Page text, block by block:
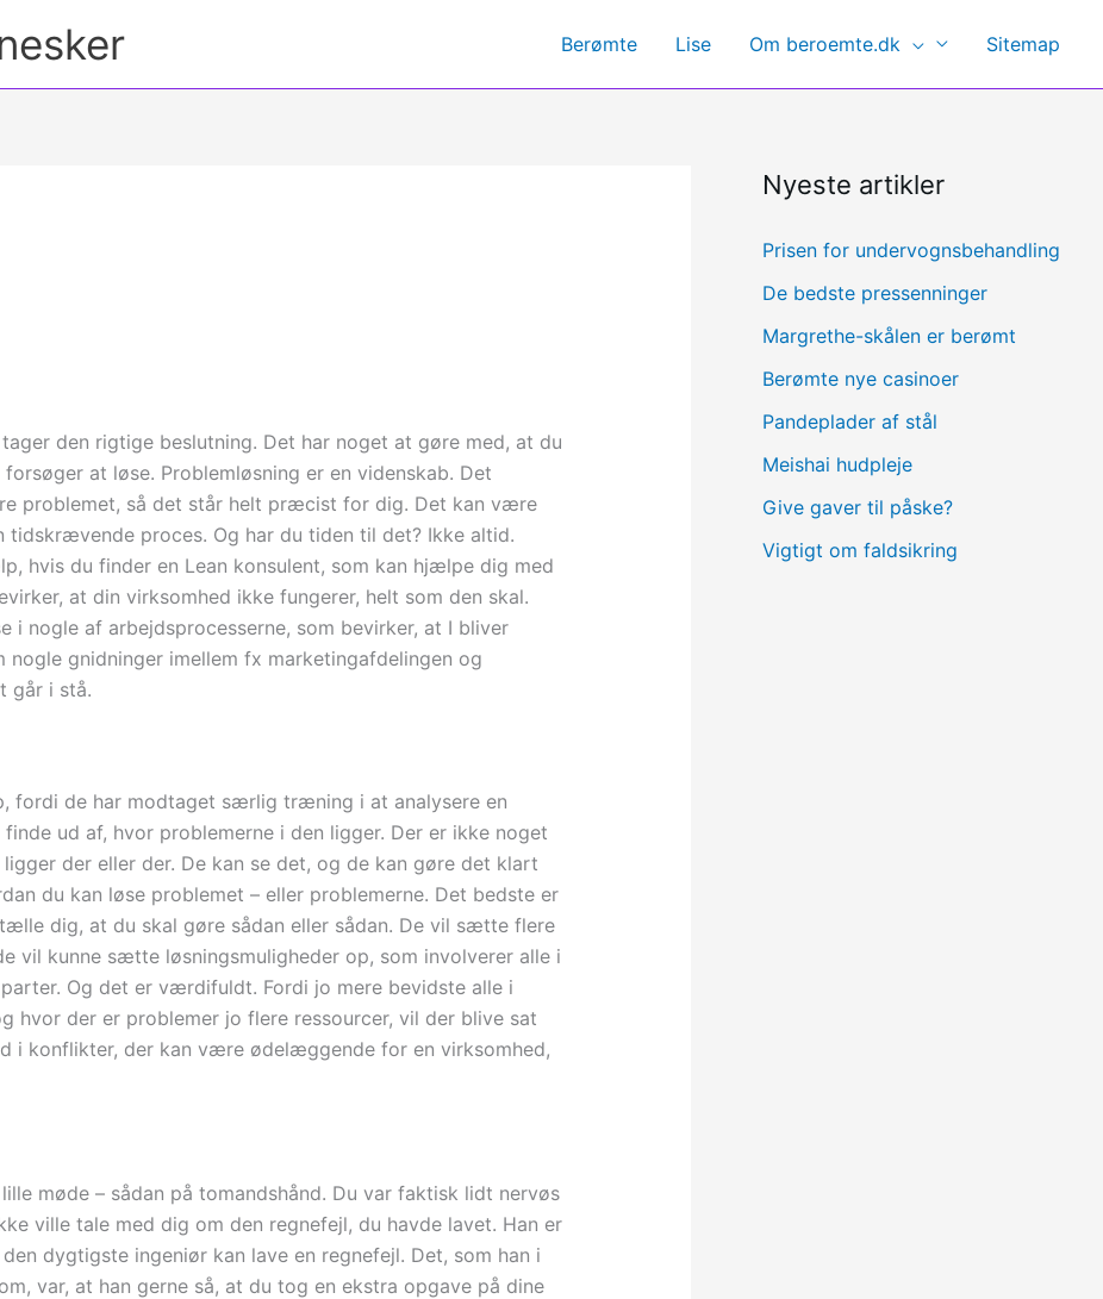
Berømte Lise Om beroemte.dk Sitemap
den rigtige beslutning. Det har noget at gøre med, at du
at løse. Problemløsning er en videnskab. Det
problemet, så det står helt præcist for dig. Det kan være
proces. Og har du tiden til det? Ikke altid.
hvis du finder en Lean konsulent, som kan hjælpe dig med
at din virksomhed ikke fungerer, helt som den skal.
i nogle af arbejdsprocesserne, som bevirker, at I bliver
gnidninger imellem fx marketingafdelingen og
går i stå.
fordi de har modtaget særlig træning i at analysere en
ud af, hvor problemerne i den ligger. Der er ikke noget
der eller der. De kan se det, og de kan gøre det klart
du kan løse problemet – eller problemerne. Det bedste er
dig, at du skal gøre sådan eller sådan. De vil sætte flere
vil kunne sætte løsningsmuligheder op, som involverer alle i
Og det er værdifuldt. Fordi jo mere bevidste alle i
hvor der er problemer jo flere ressourcer, vil der blive sat
i konflikter, der kan være ødelæggende for en virksomhed,
møde – sådan på tomandshånd. Du var faktisk lidt nervøs
ville tale med dig om den regnefejl, du havde lavet. Han er
dygtigste ingeniør kan lave en regnefejl. Det, som han i
var, at han gerne så, at du tog en ekstra opgave på dine
Nyeste artikler
Prisen for undervognsbehandling
De bedste pressenninger
Margrethe-skålen er berømt
Berømte nye casinoer
Pandeplader af stål
Meishai hudpleje
Give gaver til påske?
Vigtigt om faldsikring